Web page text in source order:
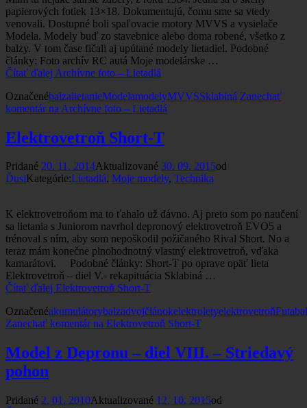
papierových fotiek 13×18. Dokumentujú, čomu sme sa vtedy
venovali. Dostupné boli spaľovacie motory MVVS a vysielače
Modela. Modely buď zo stavebnice alebo doma robené, všetko z
balzy. V tom čase fičali aj upútané modely lietadiel. Podobné
články: Foto archív RC autá Moje modelárske …
Čítať ďalej Archívne foto – Lietadlá
OznačenébalzalietanieModelamodelyMVVSSklabiná Zanechať
komentárna Archívne foto – Lietadlá
Elektrovetroň Short-T
Pridané 20. 11. 2014Aktualizované 30. 09. 2015od
ĎusiKategórie:Lietadlá, Moje modely, Technika
K elektrovetroňom ma to ťahalo už dávno. Aj preto som po naučení
sa lietania s Juniorom navrhol depronový elektrovetroň EVO5 a
trénoval s ním, aby som nepoškodil požičaného Rival Short. No a
teraz mám konečne plnohodnotný vlastný elektrovetroň, vďaka
kamarátovi. Podobné články: Short-T po oprave opäť lieta
Elektrovetroň – diel V.- rekapituácia Sklabiná …
Čítať ďalej Elektrovetroň Short-T
OznačenéakumulátorybalzadvojčlánokelektroletyelektrovetroňFutaba
Zanechať komentárna Elektrovetroň Short-T
Model z Depronu – diel VIII. – Striedavý
pohon
Pridané 2. 01. 2010Aktualizované 12. 10. 2015od